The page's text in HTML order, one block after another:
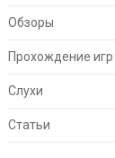
Обзоры
Прохождение игр
Слухи
Статьи